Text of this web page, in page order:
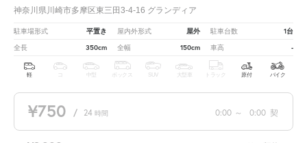
神奈川県川崎市多摩区東三田3-4-16 グランディア
駐車場形式 平置き 屋内外形式 屋外 駐車台数 1台
全長 350cm 全幅 150cm 車高 -
軽 中型 ボックス SUV 大型車 トラック 原付 バイク
¥750 / 24 時間 0:00 ～ 0:00 契